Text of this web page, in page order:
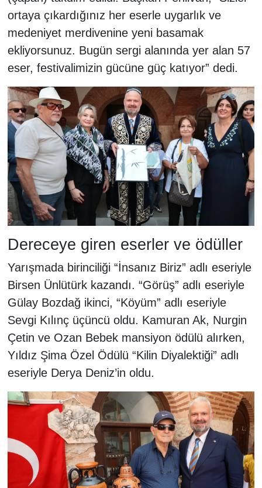
ortaya çıkardığınız her eserle uygarlık ve
medeniyet merdivenine yeni basamak
ekliyorsunuz. Bugün sergi alanında yer alan 57
eser, festivalimizin gücüne güç katıyor” dedi.
Dereceye giren eserler ve ödüller
Yarışmada birinciliği “İnsanız Biriz” adlı eseriyle
Birsen Ünlütürk kazandı. “Görüş” adlı eseriyle
Gülay Bozdağ ikinci, “Köyüm” adlı eseriyle
Sevgi Kılınç üçüncü oldu. Kamuran Ak, Nurgin
Çetin ve Ozan Bebek mansiyon ödülü alırken,
Yıldız Şima Özel Ödülü “Kilin Diyalektiği” adlı
eseriyle Derya Deniz’in oldu.